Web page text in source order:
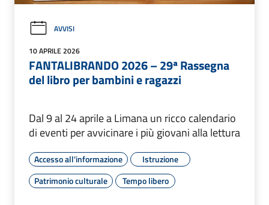
AVVISI
10 APRILE 2026
FANTALIBRANDO 2026 – 29ª Rassegna
del libro per bambini e ragazzi
Dal 9 al 24 aprile a Limana un ricco calendario
di eventi per avvicinare i più giovani alla lettura
Accesso all'informazione
Istruzione
Patrimonio culturale
Tempo libero